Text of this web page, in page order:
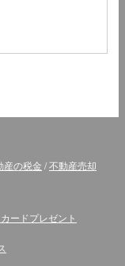
産の税金 /不動産売却
ードプレゼント